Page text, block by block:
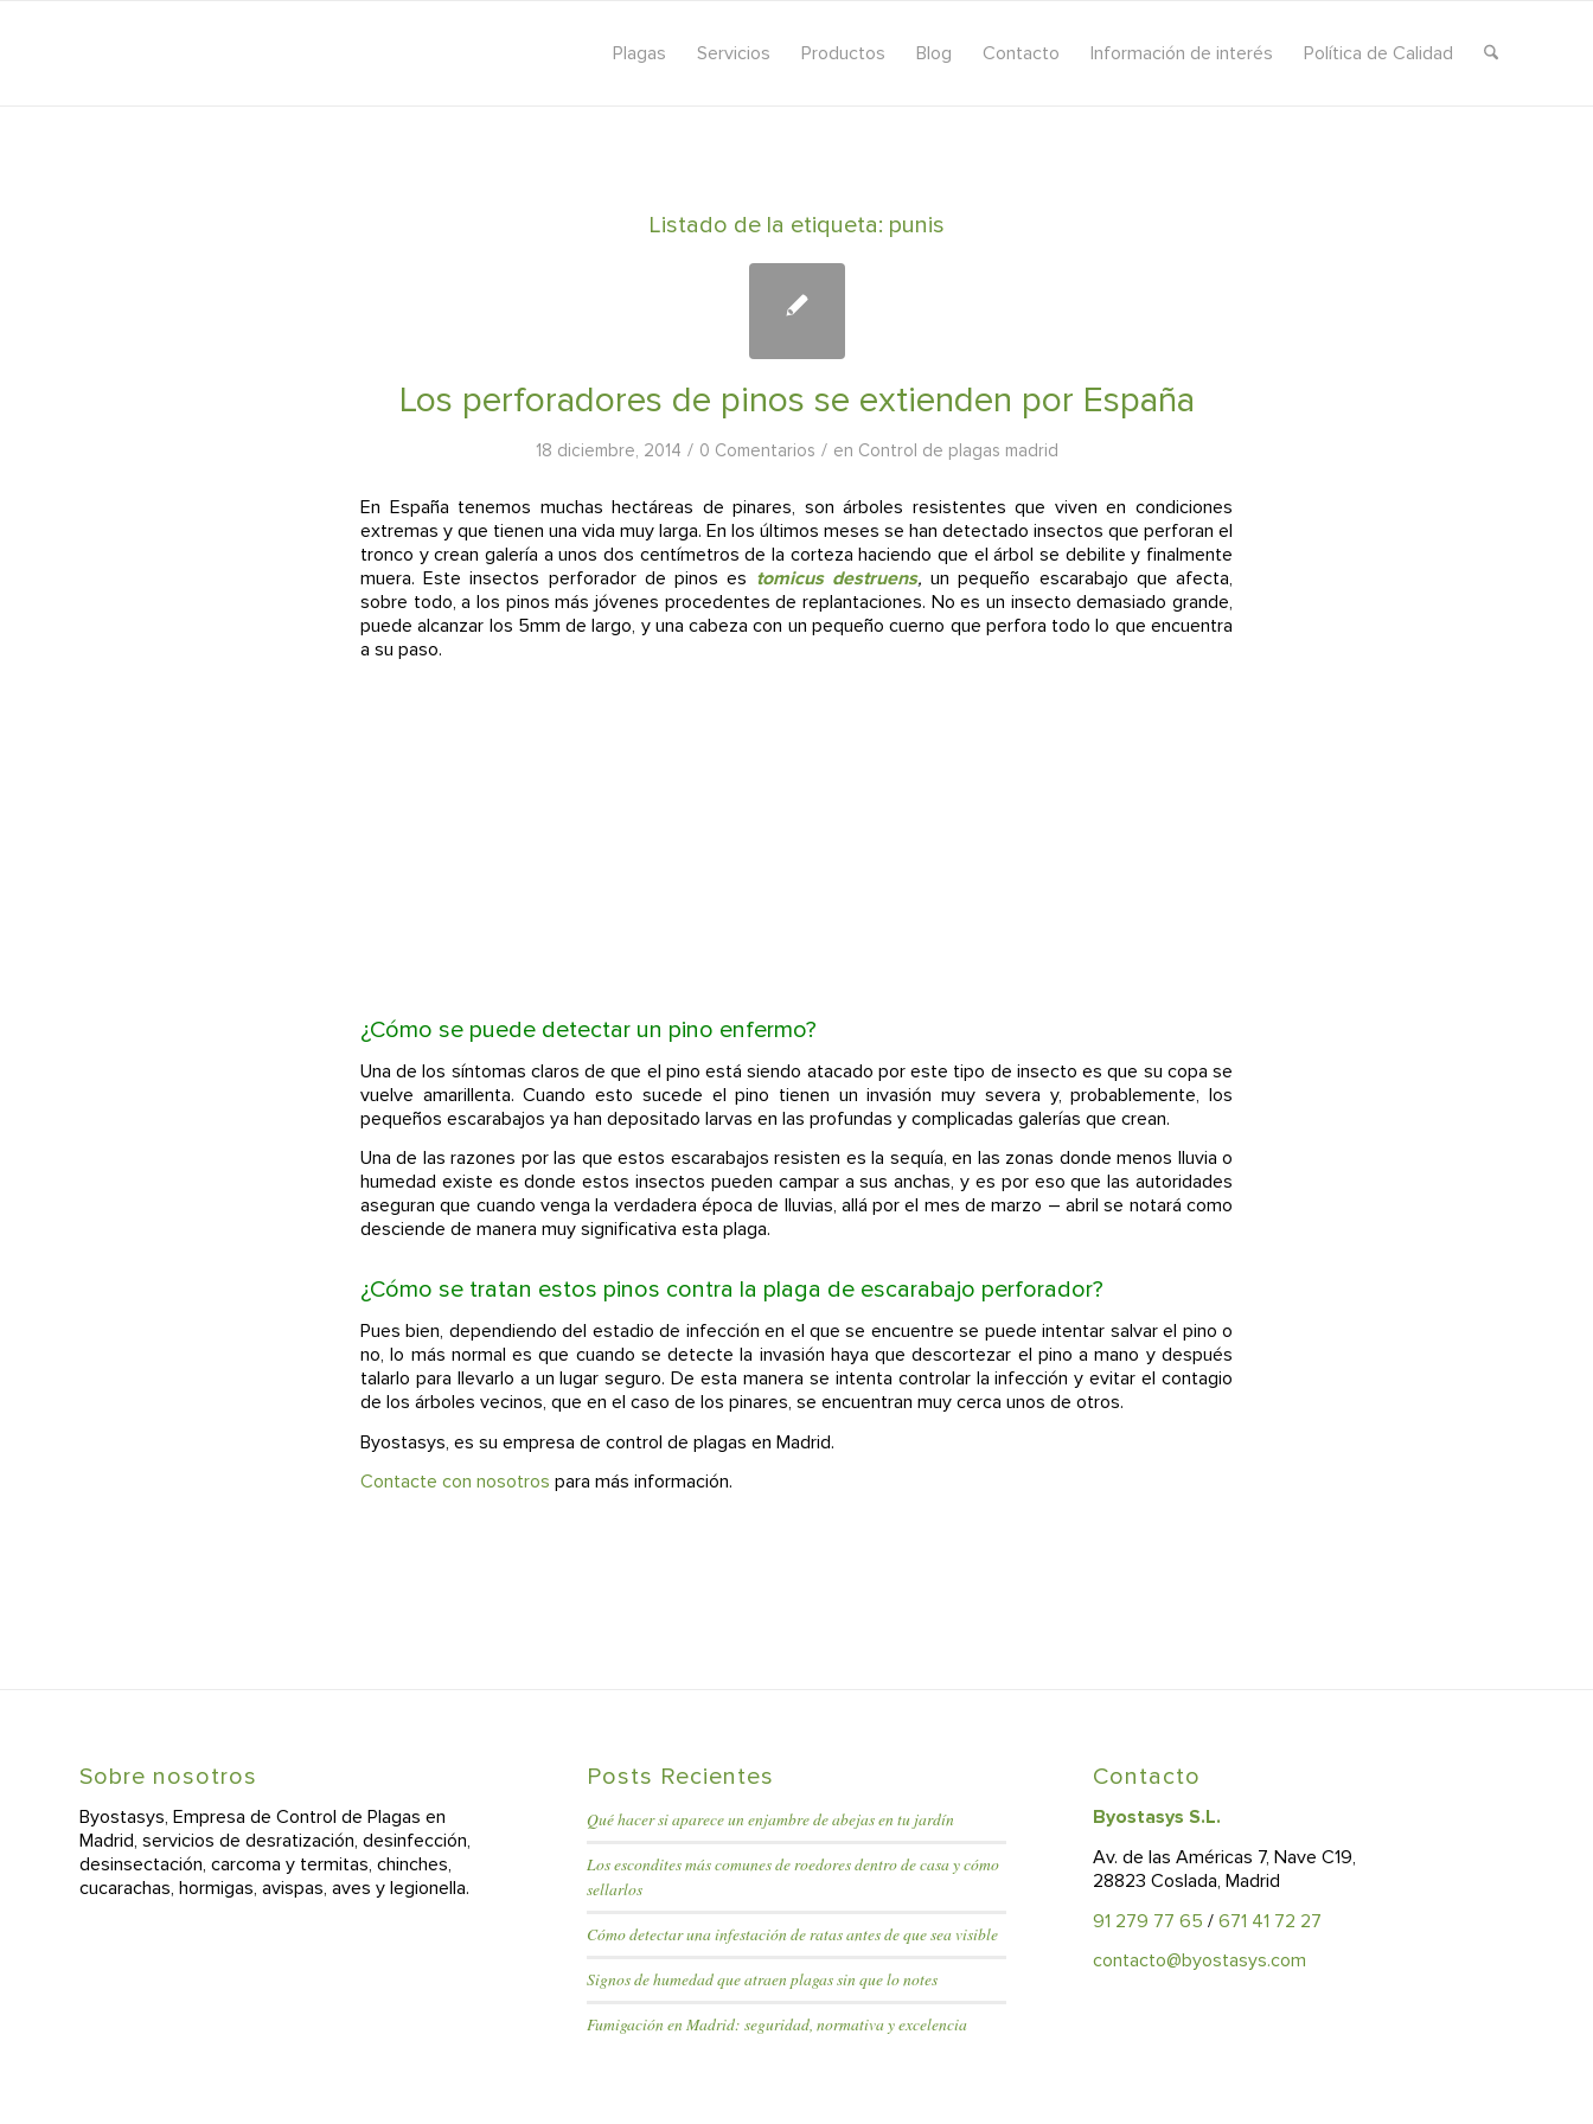
Plagas Servicios Productos Blog Contacto Información de interés Política de Calidad
Listado de la etiqueta: punis
Los perforadores de pinos se extienden por España
18 diciembre, 2014 / 0 Comentarios / en Control de plagas madrid
En España tenemos muchas hectáreas de pinares, son árboles resistentes que viven en condiciones
extremas y que tienen una vida muy larga. En los últimos meses se han detectado insectos que perforan el
tronco y crean galería a unos dos centímetros de la corteza haciendo que el árbol se debilite y finalmente
muera. Este insectos perforador de pinos es tomicus destruens,un pequeño escarabajo que afecta,
sobre todo, a los pinos más jóvenes procedentes de replantaciones. No es un insecto demasiado grande,
puede alcanzar los 5mm de largo, y una cabeza con un pequeño cuerno que perfora todo lo que encuentra
a su paso.
¿Cómo se puede detectar un pino enfermo?
Una de los síntomas claros de que el pino está siendo atacado por este tipo de insecto es que su copa se
vuelve amarillenta. Cuando esto sucede el pino tienen un invasión muy severa y, probablemente, los
pequeños escarabajos ya han depositado larvas en las profundas y complicadas galerías que crean.
Una de las razones por las que estos escarabajos resisten es la sequía, en las zonas donde menos lluvia o
humedad existe es donde estos insectos pueden campar a sus anchas, y es por eso que las autoridades
aseguran que cuando venga la verdadera época de lluvias, allá por el mes de marzo – abril se notará como
desciende de manera muy significativa esta plaga.
¿Cómo se tratan estos pinos contra la plaga de escarabajo perforador?
Pues bien, dependiendo del estadio de infección en el que se encuentre se puede intentar salvar el pino o
no, lo más normal es que cuando se detecte la invasión haya que descortezar el pino a mano y después
talarlo para llevarlo a un lugar seguro. De esta manera se intenta controlar la infección y evitar el contagio
de los árboles vecinos, que en el caso de los pinares, se encuentran muy cerca unos de otros.
Byostasys, es su empresa de control de plagas en Madrid.
Contacte con nosotros para más información.
Sobre nosotros
Byostasys, Empresa de Control de Plagas en
Madrid, servicios de desratización, desinfección,
desinsectación, carcoma y termitas, chinches,
cucarachas, hormigas, avispas, aves y legionella.
Posts Recientes
Qué hacer si aparece un enjambre de abejas en tu jardín
Los escondites más comunes de roedores dentro de casa y cómo
sellarlos
Cómo detectar una infestación de ratas antes de que sea visible
Signos de humedad que atraen plagas sin que lo notes
Fumigación en Madrid: seguridad, normativa y excelencia
Contacto
Byostasys S.L.
Av. de las Américas 7, Nave C19,
28823 Coslada, Madrid
91 279 77 65 /671 41 72 27
contacto@byostasys.com